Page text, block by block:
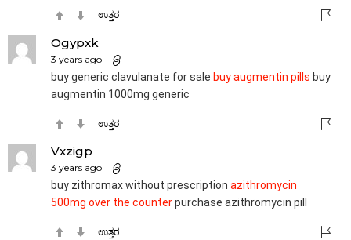
ಉತ್ತರ
Ogypxk
3 years ago
buy generic clavulanate for sale buy augmentin pills buy
augmentin 1000mg generic
ಉತ್ತರ
Vxzigp
3 years ago
buy zithromax without prescription azithromycin
500mg over the counterpurchase azithromycin pill
ಉತ್ತರ